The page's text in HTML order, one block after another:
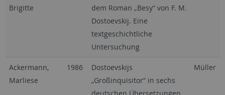
Brigitte
dem Roman „Besy“ von F. M.
Dostoevskij. Eine
textgeschichtliche
Untersuchung
Ackermann,
Marliese
1986
Dostoevskijs
„Großinquisitor“ in sechs
Müller